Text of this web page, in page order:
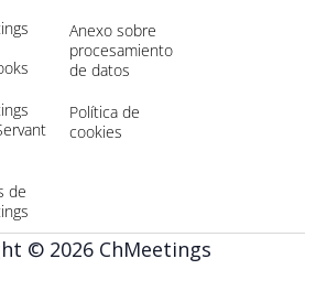
de
Anexo sobre
procesamiento
de datos
Política de
cookies
© 2026 ChMeetings